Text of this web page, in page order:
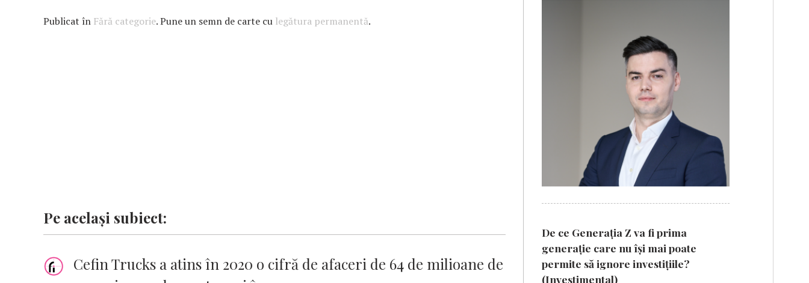
e at it k ai se p
Publicat în Fără categorie. Pune un semn de carte cu legătura permanentă.
Pe același subiect:
Cefin Trucks a atins în 2020 o cifră de afaceri de 64 de milioane de
De ce Generația Z va fi prima
generație care nu își mai poate
permite să ignore investițiile?
(Investimental)